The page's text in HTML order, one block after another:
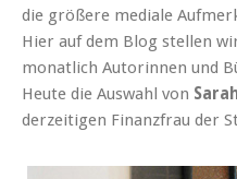
die größere mediale
Hier auf dem Blog stellen
monatlich Autorinnen und
Heute die Auswahl von
derzeitigen Finanzfrau der